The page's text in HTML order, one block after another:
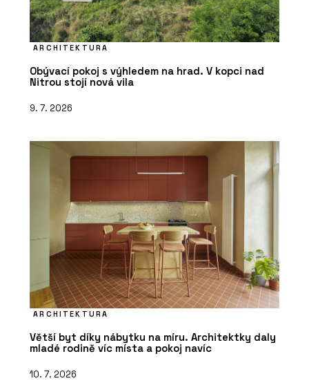
ARCHITEKTURA
Obývací pokoj s výhledem na hrad. V kopci nad
Nitrou stojí nová vila
9. 7. 2026
ARCHITEKTURA
Větší byt díky nábytku na míru. Architektky daly
mladé rodině víc místa a pokoj navíc
10. 7. 2026